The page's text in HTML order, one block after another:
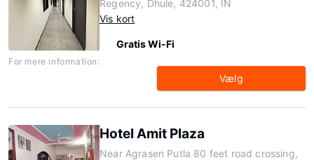
Regency, Dhule, 424001, IN
Vis kort
Gratis Wi-Fi
For mere information:
Vælg
Hotel Amit Plaza
Near Agrasen Putla 80 feet road crossing,